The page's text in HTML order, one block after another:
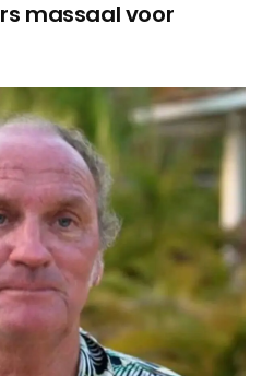
massaal voor